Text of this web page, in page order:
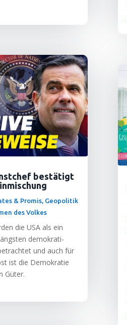
bestätigt
& Promis, Geopolitik
des Volkes
die USA als ein
demo­kra­ti­
und auch für
ist die Demo­kra­tie
Güter.